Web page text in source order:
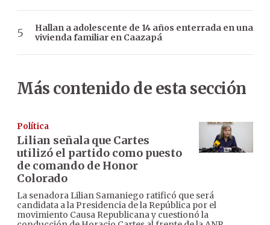
Hallan a adolescente de 14 años enterrada en una
vivienda familiar en Caazapá
Más contenido de esta sección
Política
Lilian señala que Cartes
utilizó el partido como puesto
de comando de Honor
Colorado
La senadora Lilian Samaniego ratificó que será
candidata a la Presidencia de la República por el
movimiento Causa Republicana y cuestionó la